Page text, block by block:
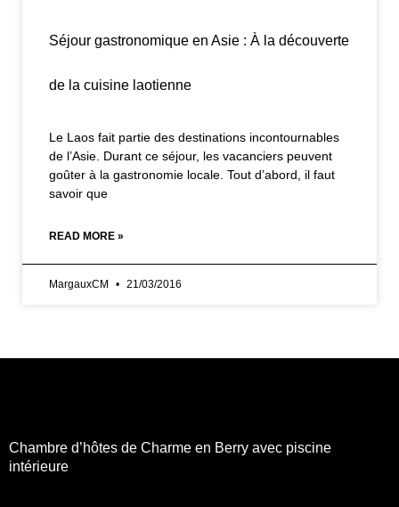
Séjour gastronomique en Asie : À la découverte
de la cuisine laotienne
Le Laos fait partie des destinations incontournables
de l’Asie. Durant ce séjour, les vacanciers peuvent
goûter à la gastronomie locale. Tout d’abord, il faut
savoir que
READ MORE »
MargauxCM 21/03/2016
Chambre d’hôtes de Charme en Berry avec piscine
intérieure